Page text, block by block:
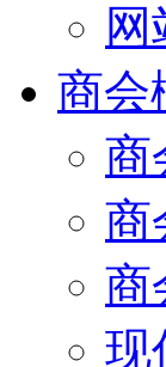
商会
商
商
商
现